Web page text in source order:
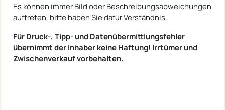
Es können immer Bild oder Beschreibungsabweichungen
auftreten, bitte haben Sie dafür Verständnis.
Für Druck-, Tipp- und Datenübermittlungsfehler
übernimmt der Inhaber keine Haftung! Irrtümer und
Zwischenverkauf vorbehalten.